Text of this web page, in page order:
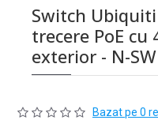
Switch
trecere PoE
exterior - N-SW
Bazat pe 0